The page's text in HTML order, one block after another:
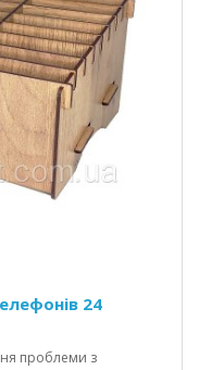
24
проблеми з